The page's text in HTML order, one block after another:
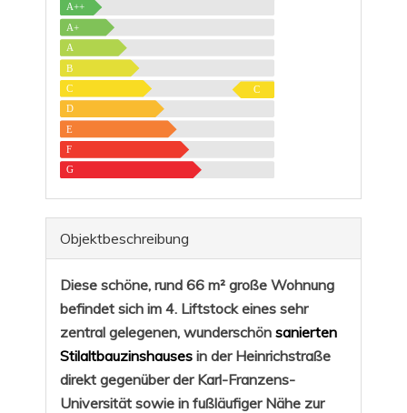
A++
A+
A
B
C
D
E
F
G
C
Objekt­beschreibung
Diese schöne, rund 66 m² große Wohnung
befindet sich im 4. Liftstock eines sehr
zentral gelegenen, wunderschön sanierten
Stilaltbauzinshauses in der Heinrichstraße
direkt gegenüber der Karl-Franzens-
Universität sowie in fußläufiger Nähe zur